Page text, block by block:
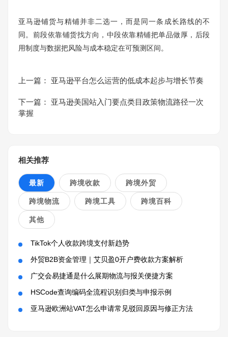
亚马逊铺货与精铺并非二选一，而是同一条成长路线的不
同。前段依靠铺货找方向，中段依靠精铺把单品做厚，后段
用制度与数据把风险与成本稳定在可预测区间。
上一篇： 亚马逊平台怎么运营的低成本起步与增长节奏
下一篇：
亚马逊美国站入门要点类目政策物流路径一次
掌握
相关推荐
最新 跨境收款 跨境外贸
跨境物流 跨境工具 跨境百科
其他
TikTok个人收款跨境支付新趋势
外贸B2B资金管理｜艾贝盈0开户费收款方案解析
广交会易捷通是什么展期物流与报关便捷方案
HSCode查询编码全流程识别归类与申报示例
亚马逊欧洲站VAT怎么申请常见驳回原因与修正方法